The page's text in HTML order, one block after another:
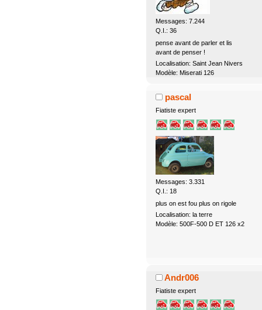
Messages: 7.244
Q.I.: 36
pense avant de parler et lis
avant de penser !
Localisation: Saint Jean Nivers
Modèle: Miserati 126
pascal
Fiatiste expert
Messages: 3.331
Q.I.: 18
plus on est fou plus on rigole
Localisation: la terre
Modèle: 500F-500 D ET 126 x2
Andr006
Fiatiste expert